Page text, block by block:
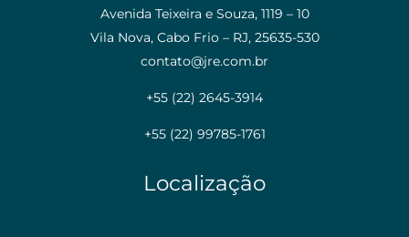
Avenida Teixeira e Souza, 1119 – 10
Vila Nova, Cabo Frio – RJ, 25635-530
contato@jre.com.br
+55 (22) 2645-3914
+55 (22) 99785-1761
Localização